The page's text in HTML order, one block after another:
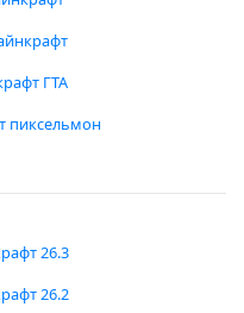
ГТА
пиксельмон
26.3
26.2